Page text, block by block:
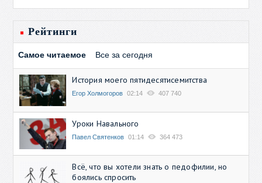
Рейтинги
Самое читаемое Все за сегодня
История моего пятидесятисемитства
Егор Холмогоров 02:14 407 740
Уроки Навального
Павел Святенков 01:14 364 473
Всё, что вы хотели знать о педофилии, но
боялись спросить